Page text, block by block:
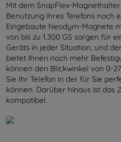
Mit dem SnapFlex-
Benutzung Ihres Telefons noch
Eingebaute Neodym-Magnete
von bis zu 1.300 GS sorgen für
Geräts in jeder Situation, und
bietet Ihnen noch mehr
können den Blickwinkel von 0-
Sie Ihr Telefon in der für Sie
können. Darüber hinaus ist das
kompatibel.